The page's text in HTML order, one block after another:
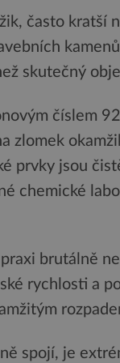
často kratší
skutečný
číslem
zlomek
prvky jsou
chemické
brutálně
rychlosti a
spojí, je